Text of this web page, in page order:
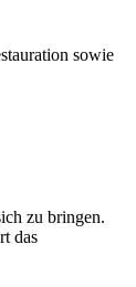
sowie
zu bringen.
das